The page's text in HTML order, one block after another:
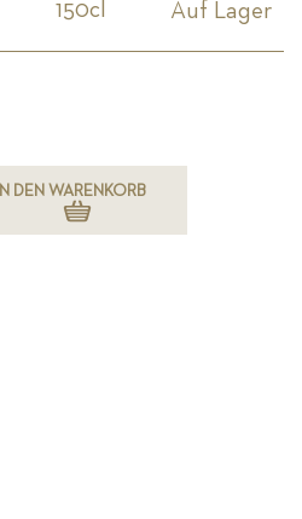
150cl Auf Lager
IN DEN WARENKORB